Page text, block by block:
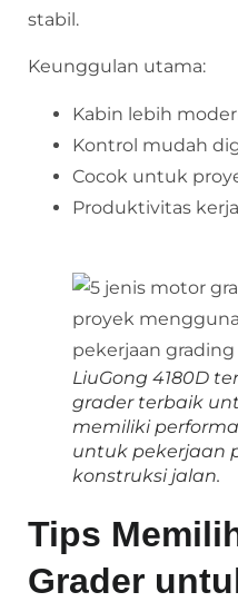
stabil.
Keunggulan utama:
Kabin lebih
Kontrol mudah
Cocok untuk
Produktivitas
LiuGong 4180D
grader terbaik
memiliki
untuk pekerjaan
konstruksi jalan.
Tips
Grader